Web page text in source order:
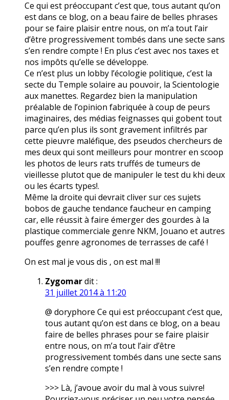
Ce qui est préoccupant c’est que, tous autant qu’on
est dans ce blog, on a beau faire de belles phrases
pour se faire plaisir entre nous, on m’a tout l’air
d’être progressivement tombés dans une secte sans
s’en rendre compte ! En plus c’est avec nos taxes et
nos impôts qu’elle se développe.
Ce n’est plus un lobby l’écologie politique, c’est la
secte du Temple solaire au pouvoir, la Scientologie
aux manettes. Regardez bien la manipulation
préalable de l’opinion fabriquée à coup de peurs
imaginaires, des médias feignasses qui gobent tout
parce qu’en plus ils sont gravement infiltrés par
cette pieuvre maléfique, des pseudos chercheurs de
mes deux qui sont meilleurs pour montrer en scoop
les photos de leurs rats truffés de tumeurs de
vieillesse plutot que de manipuler le test du khi deux
ou les écarts types!.
Même la droite qui devrait cliver sur ces sujets
bobos de gauche tendance faucheur en camping
car, elle réussit à faire émerger des gourdes à la
plastique commerciale genre NKM, Jouano et autres
pouffes genre agronomes de terrasses de café !
On est mal je vous dis , on est mal !!!
Zygomardit :
31 juillet 2014 à 11:20
@ doryphore Ce qui est préoccupant c’est que,
tous autant qu’on est dans ce blog, on a beau
faire de belles phrases pour se faire plaisir
entre nous, on m’a tout l’air d’être
progressivement tombés dans une secte sans
s’en rendre compte !
>>> Là, j’avoue avoir du mal à vous suivre!